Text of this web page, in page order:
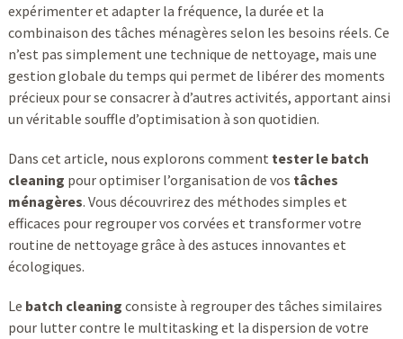
expérimenter et adapter la fréquence, la durée et la
combinaison des tâches ménagères selon les besoins réels. Ce
n’est pas simplement une technique de nettoyage, mais une
gestion globale du temps qui permet de libérer des moments
précieux pour se consacrer à d’autres activités, apportant ainsi
un véritable souffle d’optimisation à son quotidien.
Dans cet article, nous explorons comment tester le batch
cleaning pour optimiser l’organisation de vos tâches
ménagères. Vous découvrirez des méthodes simples et
efficaces pour regrouper vos corvées et transformer votre
routine de nettoyage grâce à des astuces innovantes et
écologiques.
Le batch cleaning consiste à regrouper des tâches similaires
pour lutter contre le multitasking et la dispersion de votre